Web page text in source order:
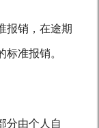
销，在途期
准报销。
由个人自